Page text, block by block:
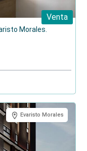
Venta
Morales.
Evaristo Morales